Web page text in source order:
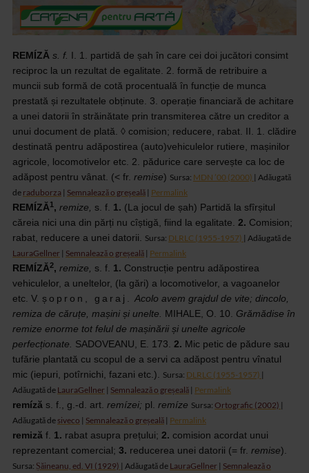
REMÍZĂ s. f. I. 1. partidă de șah în care cei doi jucători consimt
reciproc la un rezultat de egalitate. 2. formă de retribuire a
muncii sub formă de cotă procentuală în funcție de munca
prestată și rezultatele obținute. 3. operație financiară de achitare
a unei datorii în străinătate prin transmiterea către un creditor a
unui document de plată. ◊ comision; reducere, rabat. II. 1. clădire
destinată pentru adăpostirea (auto)vehiculelor rutiere, mașinilor
agricole, locomotivelor etc. 2. pădurice care servește ca loc de
adăpost pentru vânat. (< fr. remise) Sursa: MDN ’00 (2000) | Adăugată
de raduborza | Semnalează o greșeală | Permalink
REMÍZĂ1 , remize, s. f. 1. (La jocul de șah) Partidă la sfîrșitul
căreia nici una din părți nu cîștigă, fiind la egalitate. 2. Comision;
rabat, reducere a unei datorii. Sursa: DLRLC (1955-1957) | Adăugată de
LauraGellner | Semnalează o greșeală | Permalink
REMÍZĂ2, remize, s. f. 1. Construcție pentru adăpostirea
vehiculelor, a uneltelor, (la gări) a locomotivelor, a vagoanelor
etc. V. șopron, garaj. Acolo avem grajdul de vite; dincolo,
remiza de căruțe, mașini și unelte. MIHALE, O. 10. Grămădise în
remize enorme tot felul de mașinării și unelte agricole
perfecționate. SADOVEANU, E. 173. 2. Mic petic de pădure sau
tufărie plantată cu scopul de a servi ca adăpost pentru vînatul
mic (iepuri, potîrnichi, fazani etc.). Sursa: DLRLC (1955-1957) |
Adăugată de LauraGellner | Semnalează o greșeală | Permalink
remíză s. f., g.-d. art. remízei; pl. remíze Sursa: Ortografic (2002) |
Adăugată desiveco | Semnalează o greșeală | Permalink
remiză f. 1. rabat asupra prețului; 2. comision acordat unui
reprezentant comercial; 3. reducerea unei datorii (= fr. remise).
Sursa: Șăineanu, ed. VI (1929) | Adăugată de LauraGellner | Semnalează o